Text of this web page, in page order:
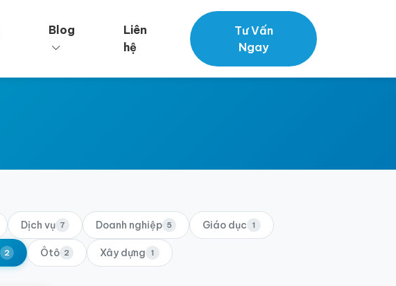
Blog
Liên
hệ
Tư Vấn
Ngay
Dịch vụ 7 Doanh nghiệp 5 Giáo dục 1
2 Ôtô 2 Xây dựng 1